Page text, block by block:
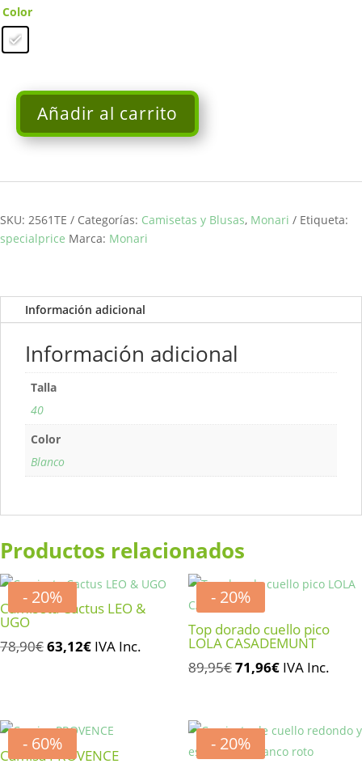
Color
Camiseta
de
y
purpurina
Añadir al carrito
SKU: 2561TE Categorías: Camisetas y Blusas, Monari
Etiqueta:
specialprice Marca: Monari
Información adicional
Información adicional
Talla
40
Color
Blanco
Productos relacionados
- 20%
Camiseta Cactus LEO &
UGO
78,90€El
78,90€.
63,12€El
63,12€.
IVA Inc.
- 20%
Top dorado cuello pico
LOLA CASADEMUNT
89,95€El
era:
89,95€.
71,96€El
es:
71,96€.
IVA Inc.
- 60%
Camisa PROVENCE
- 20%